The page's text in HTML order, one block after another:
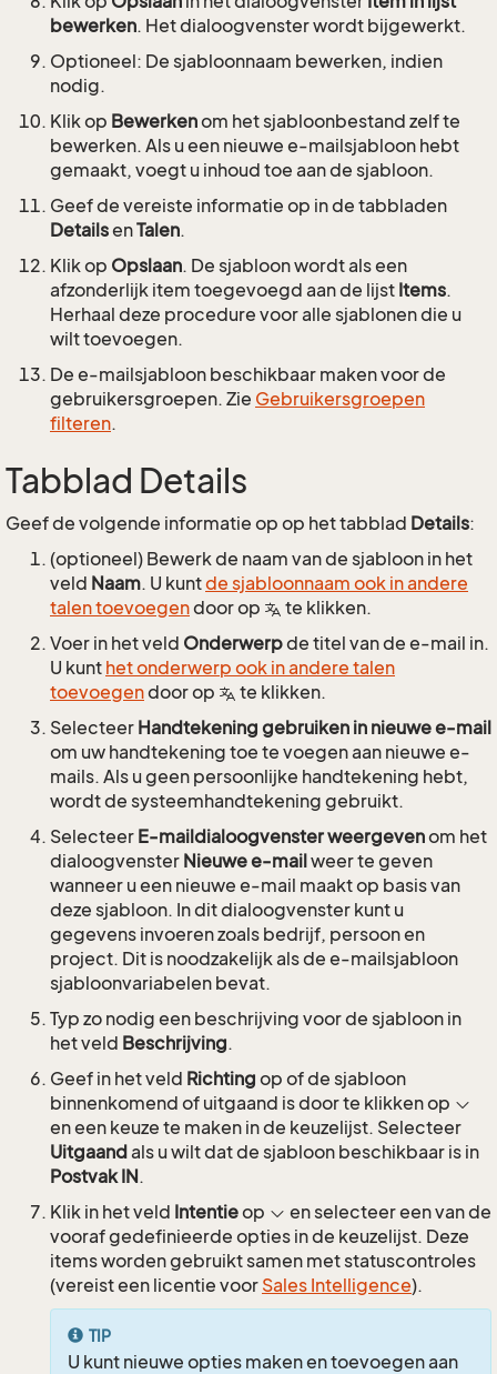
bewerken. Het dialoogvenster wordt bijgewerkt.
Optioneel: De sjabloonnaam bewerken, indien
nodig.
Klik op Bewerkenom het sjabloonbestand zelf te
bewerken. Als u een nieuwe e-mailsjabloon hebt
gemaakt, voegt u inhoud toe aan de sjabloon.
Geef de vereiste informatie op in de tabbladen
DetailsenTalen.
Klik op Opslaan. De sjabloon wordt als een
afzonderlijk item toegevoegd aan de lijst Items.
Herhaal deze procedure voor alle sjablonen die u
wilt toevoegen.
De e-mailsjabloon beschikbaar maken voor de
gebruikersgroepen. Zie Gebruikersgroepen
filteren.
Tabblad Details
Geef de volgende informatie op op het tabblad Details:
(optioneel) Bewerk de naam van de sjabloon in het
veld Naam. U kuntde sjabloonnaam ook in andere
talen toevoegendoor op
te klikken.
Voer in het veld Onderwerpde titel van de e-mail in.
U kunt het onderwerp ook in andere talen
toevoegendoor op
te klikken.
Selecteer Handtekening gebruiken in nieuwe e-mail
om uw handtekening toe te voegen aan nieuwe e-
mails. Als u geen persoonlijke handtekening hebt,
wordt de systeemhandtekening gebruikt.
Selecteer E-maildialoogvenster weergevenom het
dialoogvenster Nieuwe e-mail weer te geven
wanneer u een nieuwe e-mail maakt op basis van
deze sjabloon. In dit dialoogvenster kunt u
gegevens invoeren zoals bedrijf, persoon en
project. Dit is noodzakelijk als de e-mailsjabloon
sjabloonvariabelen bevat.
Typ zo nodig een beschrijving voor de sjabloon in
het veld Beschrijving.
Geef in het veld Richting op of de sjabloon
binnenkomend of uitgaand is door te klikken op
en een keuze te maken in de keuzelijst. Selecteer
Uitgaand als u wilt dat de sjabloon beschikbaar is in
Postvak IN.
Klik in het veld Intentieop
en selecteer een van de
vooraf gedefinieerde opties in de keuzelijst. Deze
items worden gebruikt samen met statuscontroles
(vereist een licentie voor Sales Intelligence).
TIP
U kunt nieuwe opties maken en toevoegen aan